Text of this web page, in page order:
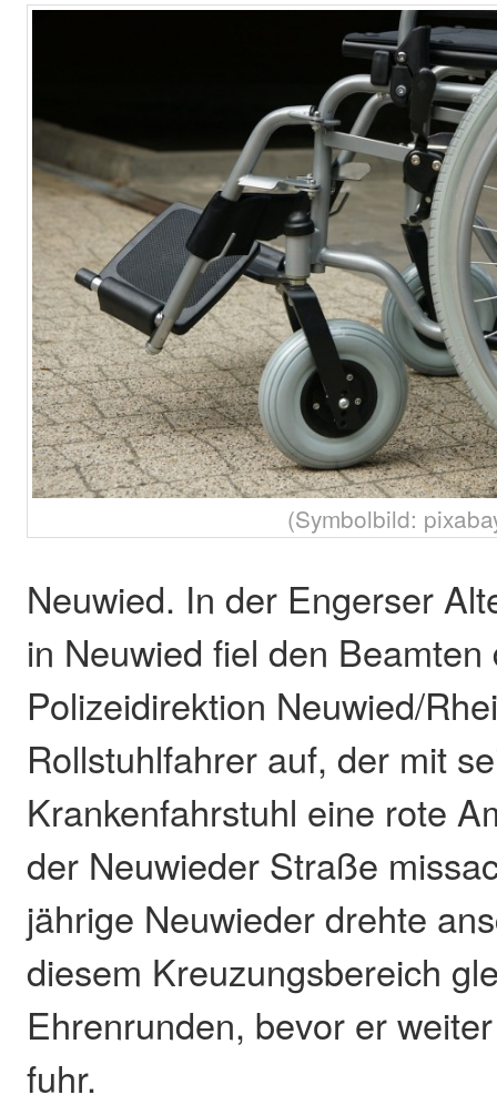
(Symbolbild:
Neuwied. In der Engerser
in Neuwied fiel den Beamten
Polizeidirektion Neuwied/
Rollstuhlfahrer auf, der mit
Krankenfahrstuhl eine rote
der Neuwieder Straße
jährige Neuwieder drehte
diesem Kreuzungsbereich
Ehrenrunden, bevor er
fuhr.